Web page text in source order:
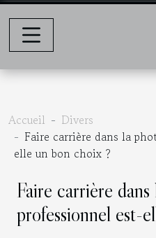
Accueil
Divers
Faire carrière dans la
elle un bon choix ?
Faire carrière
professionnel est-